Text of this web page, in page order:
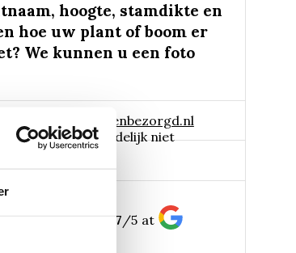
hoogte, stamdikte en
hoe uw plant of boom er
We kunnen u een foto
info@tuinplantenbezorgd.nl
06 45 601 508 (tijdelijk niet
4.7 /5 at